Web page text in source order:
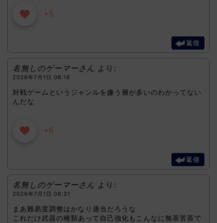
+5
返信
名無しのゲーマーさん より:
2026年7月1日 08:18
対戦ゲームというジャンルを嫌う層が多いのわかってない
んだな
+6
返信
名無しのゲーマーさん より:
2026年7月1日 08:31
まあ難易度調整はかなり適当だろうな
これだけ武器の種類あって自己強化もこんなに無茶苦茶で